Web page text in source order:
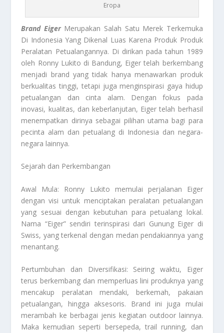
Eropa
Brand EigerMerupakan Salah Satu Merek Terkemuka
Di Indonesia Yang Dikenal Luas Karena Produk Produk
Peralatan Petualangannya. Di dirikan pada tahun 1989
oleh Ronny Lukito di Bandung, Eiger telah berkembang
menjadi brand yang tidak hanya menawarkan produk
berkualitas tinggi, tetapi juga menginspirasi gaya hidup
petualangan dan cinta alam. Dengan fokus pada
inovasi, kualitas, dan keberlanjutan, Eiger telah berhasil
menempatkan dirinya sebagai pilihan utama bagi para
pecinta alam dan petualang di Indonesia dan negara-
negara lainnya.
Sejarah dan Perkembangan
Awal Mula: Ronny Lukito memulai perjalanan Eiger
dengan visi untuk menciptakan peralatan petualangan
yang sesuai dengan kebutuhan para petualang lokal.
Nama “Eiger” sendiri terinspirasi dari Gunung Eiger di
Swiss, yang terkenal dengan medan pendakiannya yang
menantang.
Pertumbuhan dan Diversifikasi: Seiring waktu, Eiger
terus berkembang dan memperluas lini produknya yang
mencakup peralatan mendaki, berkemah, pakaian
petualangan, hingga aksesoris. Brand ini juga mulai
merambah ke berbagai jenis kegiatan outdoor lainnya.
Maka kemudian seperti bersepeda, trail running, dan